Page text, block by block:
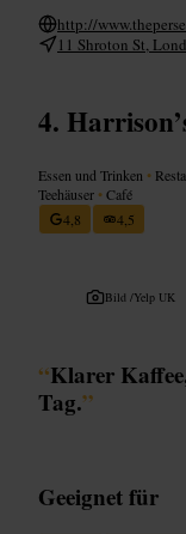
http://
11 Shroton St,
Essen und Trinken •
Teehäuser •Café
4,8
4,5
Bild /Yelp UK
“Klarer
Tag.”
Geeignet für